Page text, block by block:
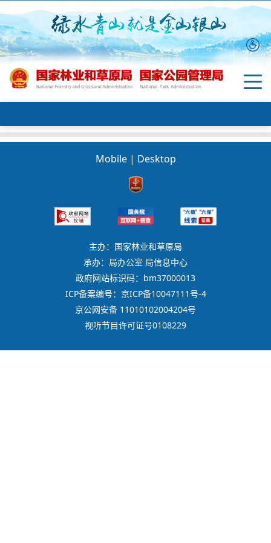
Mobile | Desktop
主办：国家林业和草原局
承办：局办公室 局信息中心
政府网站标识码：bm37000013
ICP备案编号：京ICP备10047111号-4
京公网安备 11010102004204号
视听节目许可证号0108229